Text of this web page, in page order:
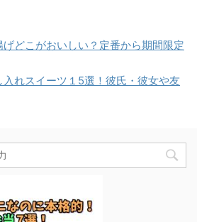
げどこがおいしい？定番から期間限定
入れスイーツ１5選！彼氏・彼女や友